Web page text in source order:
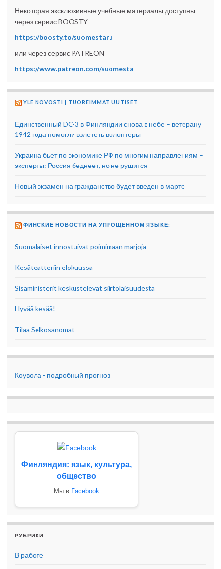
Некоторая эксклюзивные учебные материалы доступны
через сервис BOOSTY
https://boosty.to/suomestaru
или через сервис PATREON
https://www.patreon.com/suomesta
YLE NOVOSTI | TUOREIMMAT UUTISET
Единственный DC-3 в Финляндии снова в небе – ветерану
1942 года помогли взлететь волонтеры
Украина бьет по экономике РФ по многим направлениям –
эксперты: Россия беднеет, но не рушится
Новый экзамен на гражданство будет введен в марте
ФИНСКИЕ НОВОСТИ НА УПРОЩЕННОМ ЯЗЫКЕ:
Suomalaiset innostuivat poimimaan marjoja
Kesäteatteriin elokuussa
Sisäministerit keskustelevat siirtolaisuudesta
Hyvää kesää!
Tilaa Selkosanomat
Коувола - подробный прогноз
Финляндия: язык, культура,
общество
Мы в Facebook
РУБРИКИ
В работе